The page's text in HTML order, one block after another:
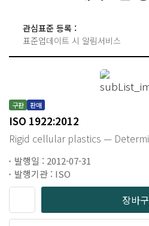
관심표준 등록 :
표준업데이트 시 알림서비스
구판 판매
ISO 1922:2012
Rigid cellular plastics —
발행일 : 2012-07-31
발행기관 : ISO
장바